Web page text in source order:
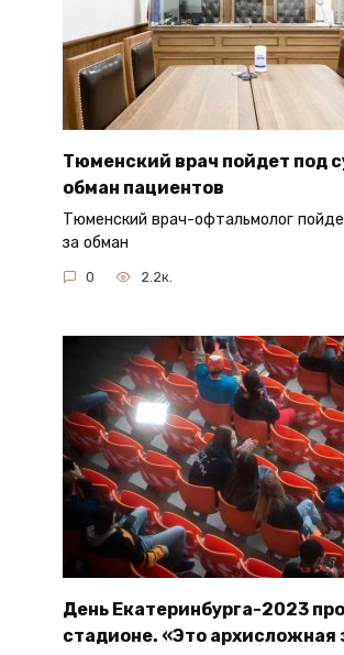
Тюменский врач пойдет под
обман пациентов
Тюменский врач-офтальмолог
за обман
0 2.2к.
День Екатеринбурга-2023
стадионе. «Это архисложная